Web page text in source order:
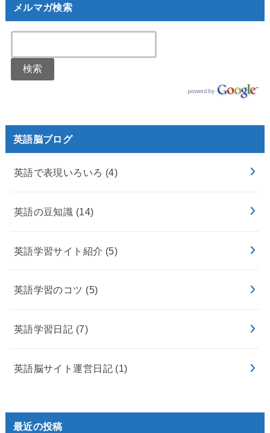
メルマガ検索
英語脳ブログ
英語で表現いろいろ (4)
英語の豆知識 (14)
英語学習サイト紹介 (5)
英語学習のコツ (5)
英語学習日記 (7)
英語脳サイト運営日記 (1)
最近の投稿